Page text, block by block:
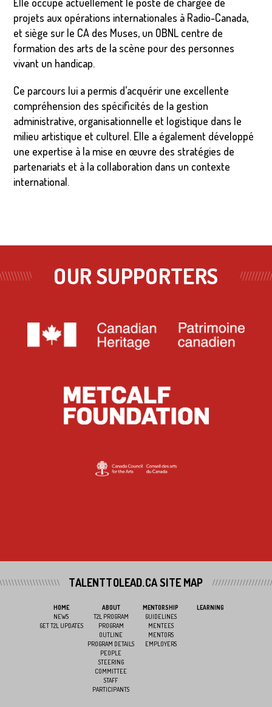
projets aux opérations internationales à Radio-Canada,
et siège sur le CA des Muses, un OBNL centre de
formation des arts de la scène pour des personnes
vivant un handicap.
Ce parcours lui a permis d’acquérir une excellente
compréhension des spécificités de la gestion
administrative, organisationnelle et logistique dans le
milieu artistique et culturel. Elle a également développé
une expertise à la mise en œuvre des stratégies de
partenariats et à la collaboration dans un contexte
international.
OUR SUPPORTERS
TALENTTOLEAD.CA SITE MAP
HOME
NEWS
GET T2L UPDATES
ABOUT
T2L PROGRAM
PROGRAM
OUTLINE
PROGRAM DETAILS
PEOPLE
STEERING
COMMITTEE
STAFF
PARTICIPANTS
MENTORSHIP
GUIDELINES
MENTEES
MENTORS
EMPLOYERS
LEARNING